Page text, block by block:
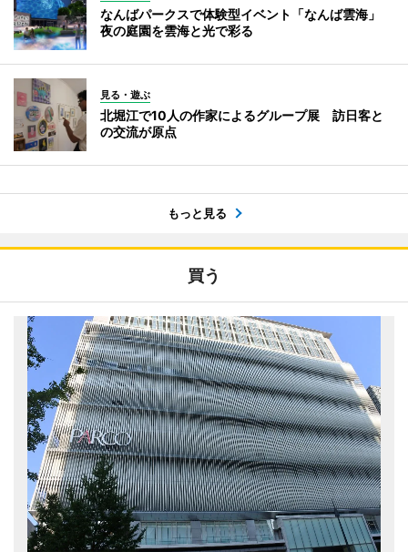
なんばパークスで体験型イベント「なんば雲海」
夜の庭園を雲海と光で彩る
見る・遊ぶ
北堀江で10人の作家によるグループ展 訪日客と
の交流が原点
もっと見る
買う